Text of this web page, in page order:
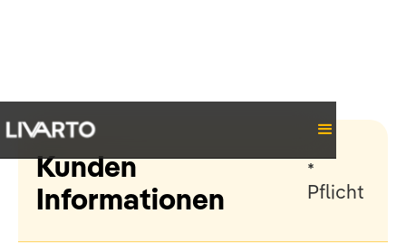
Kunden
Informationen
*
Pflicht